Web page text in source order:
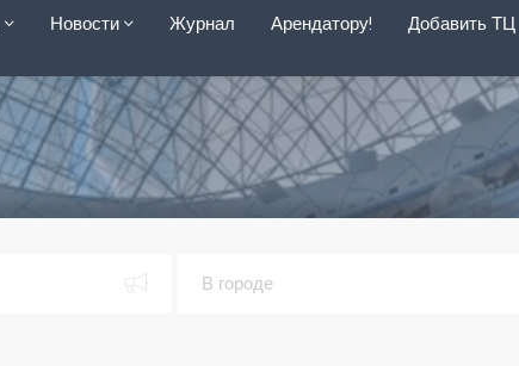
Новости Журнал Арендатору! Добавить ТЦ